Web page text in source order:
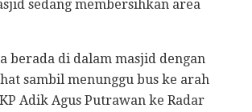
sedang membersihkan area
berada di dalam masjid dengan
sambil menunggu bus ke arah
Adik Agus Putrawan ke Radar